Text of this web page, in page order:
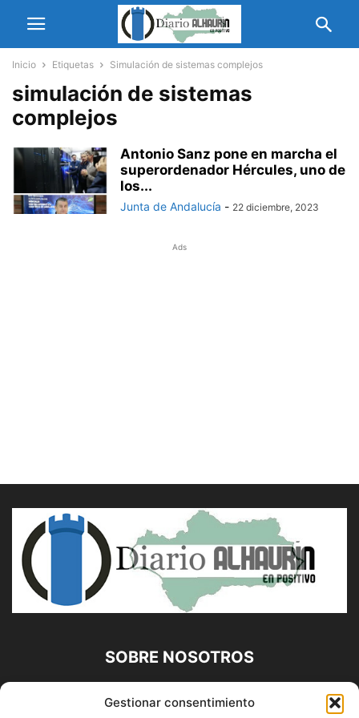
Gestionar consentimiento
Inicio Etiquetas Simulación de sistemas complejos
simulación de sistemas
complejos
Antonio Sanz pone en marcha el
superordenador Hércules, uno de
los...
Junta de Andalucía - 22 diciembre, 2023
Ads
SOBRE NOSOTROS
Diario Alhaurín (www.alhaurindelatorre.com) Propiedad de
Francisco E. López López | 639 95 71 95 | Noticias de